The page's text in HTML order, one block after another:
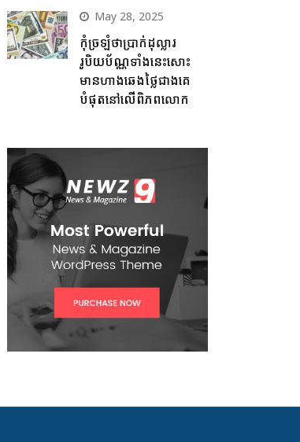
May 28, 2025
កុំច្រឡំថាប្រាក់ដុល្លារ
រូបិយប័ណ្ណទាំងនេះសោះ
មានហាងឆេងថ្លៃជាងគេ
បំផុតនៅលើពិភពលោក